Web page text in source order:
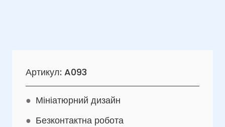
Артикул: A093
● Мініатюрний дизайн
● Безконтактна робота